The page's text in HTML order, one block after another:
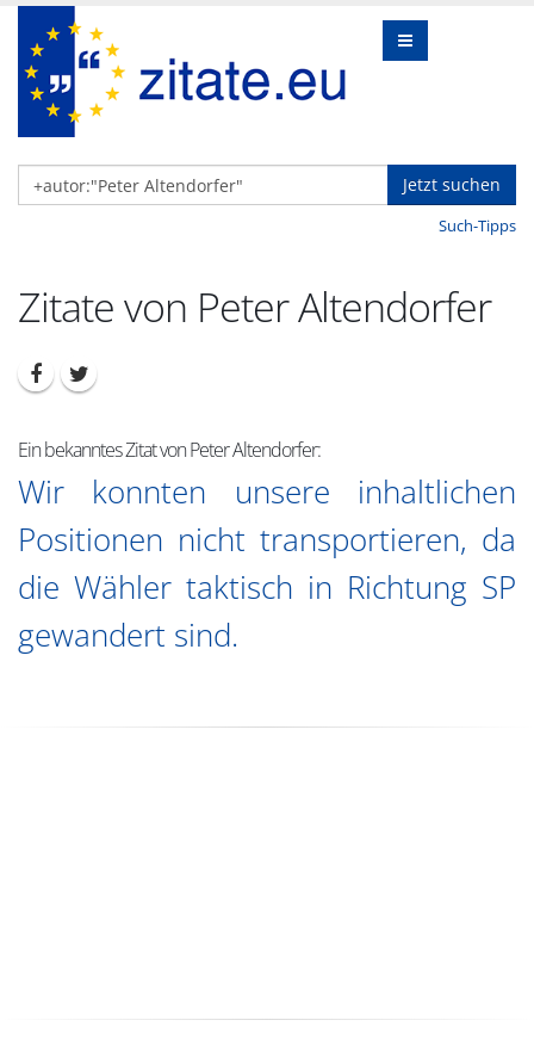
Jetzt suchen
Such-Tipps
Zitate von Peter Altendorfer
Ein bekanntes Zitat von Peter Altendorfer:
Wir konnten unsere inhaltlichen
Positionen nicht transportieren, da
die Wähler taktisch in Richtung SP
gewandert sind.